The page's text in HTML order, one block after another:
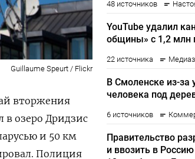
Guillaume Speurt / Flickr
вторжения
в озеро Дридзис
и 50 км
Полиция